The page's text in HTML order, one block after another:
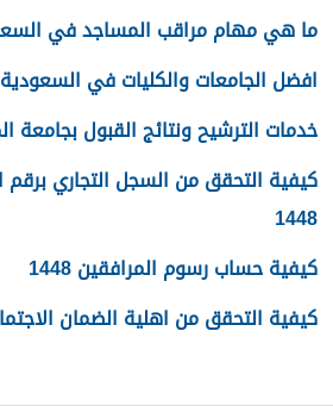
ما هي مهام مراقب المساجد في
افضل الجامعات والكليات في السعودية
خدمات الترشيح ونتائج القبول بجامعة
كيفية التحقق من السجل التجاري
1448
كيفية حساب رسوم المرافقين 1448
كيفية التحقق من اهلية الضمان